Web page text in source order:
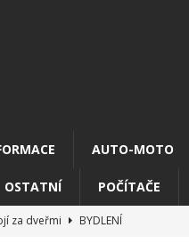
AUTO-MOTO
OSTATNÍ POČÍTAČE
za dveřmi
BYDLENÍ